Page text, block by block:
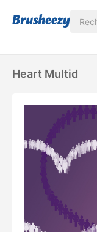
Heart Multid